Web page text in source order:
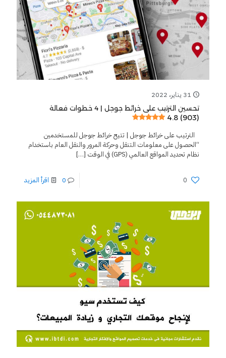
31 يناير، 2022
تحسين الترتيب على خرائط جوجل | 4 خطوات فعالة
4.8 (903)
الترتيب على خرائط جوجل | تتيح خرائط جوجل للمستخدمين
“الحصول على معلومات التنقل وحركة المرور والنقل العام باستخدام
نظام تحديد المواقع العالمي (GPS) في الوقت
[…]
0
0 اقرأ المزيد